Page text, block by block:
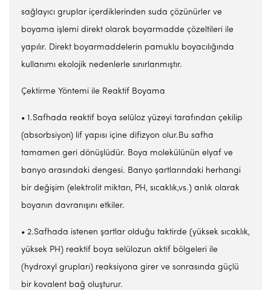
sağlayıcı gruplar içerdiklerinden suda çözünürler ve
boyama işlemi direkt olarak boyarmadde çözeltileri ile
yapılır. Direkt boyarmaddelerin pamuklu boyacılığında
kullanımı ekolojik nedenlerle sınırlanmıştır.
Çektirme Yöntemi ile Reaktif Boyama
• 1.Safhada reaktif boya selüloz yüzeyi tarafından çekilip
(absorbsiyon) lif yapısı içine difizyon olur.Bu safha
tamamen geri dönüşlüdür. Boya molekülünün elyaf ve
banyo arasındaki dengesi. Banyo şartlarındaki herhangi
bir değişim (elektrolit miktarı, PH, sıcaklık,vs.) anlık olarak
boyanın davranışını etkiler.
• 2.Safhada istenen şartlar olduğu taktirde (yüksek sıcaklık,
yüksek PH) reaktif boya selülozun aktif bölgeleri ile
(hydroxyl grupları) reaksiyona girer ve sonrasında güçlü
bir kovalent bağ oluşturur.